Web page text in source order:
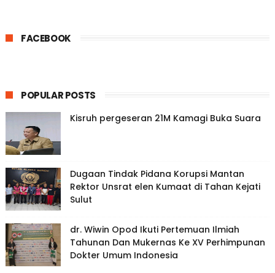
FACEBOOK
POPULAR POSTS
Kisruh pergeseran 21M Kamagi Buka Suara
Dugaan Tindak Pidana Korupsi Mantan
Rektor Unsrat elen Kumaat di Tahan Kejati
Sulut
dr. Wiwin Opod Ikuti Pertemuan Ilmiah
Tahunan Dan Mukernas Ke XV Perhimpunan
Dokter Umum Indonesia